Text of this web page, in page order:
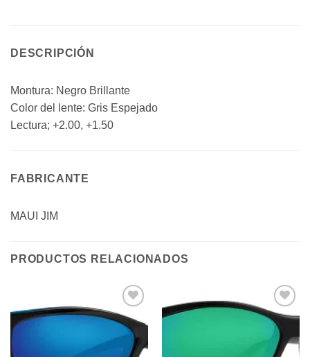
DESCRIPCIÓN
Montura: Negro Brillante
Color del lente: Gris Espejado
Lectura; +2.00, +1.50
FABRICANTE
MAUI JIM
PRODUCTOS RELACIONADOS
Añadir
a la
lista de
deseos
Añadir
a la
lista de
deseos